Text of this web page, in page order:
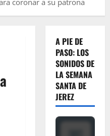
coronar a su patrona
A PIE DE
PASO: LOS
SONIDOS DE
LA SEMANA
SANTA DE
JEREZ